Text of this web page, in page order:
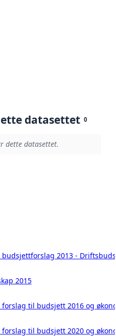
datasettet 0
dette datasettet.
budsjettforslag 2013 -
2015
til budsjett 2016 og
til budsjett 2020 og